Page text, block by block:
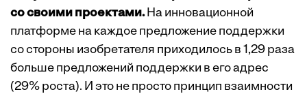
со своими проектами. На инновационной
платформе на каждое предложение поддержки
со стороны изобретателя приходилось в 1,29 раза
больше предложений поддержки в его адрес
(29% роста). И это не просто принцип взаимности